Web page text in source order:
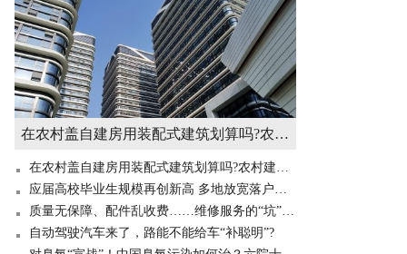
在农村盖自建房用装配式建筑划算吗?农村建造装配式房屋有补贴吗? 世界快讯
在农村盖自建房用装配式建筑划算吗?农村建造装配式房屋有补贴吗? 世界快讯
应届高校毕业生规模再创新高 多地放宽落户门槛“抢人”
质量无保障、配件乱收费……维修服务的“坑”你掉过吗？
自动驾驶汽车来了，路能不能给车“补聪明”?